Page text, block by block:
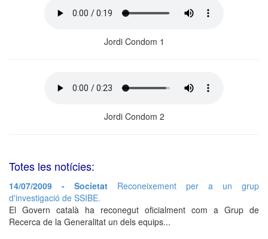
Jordi Condom 1
Jordi Condom 2
Totes les notícies:
14/07/2009 - Societat Reconeixement per a un grup
d'investigació de SSIBE.
El Govern català ha reconegut oficialment com a Grup de
Recerca de la Generalitat un dels equips...